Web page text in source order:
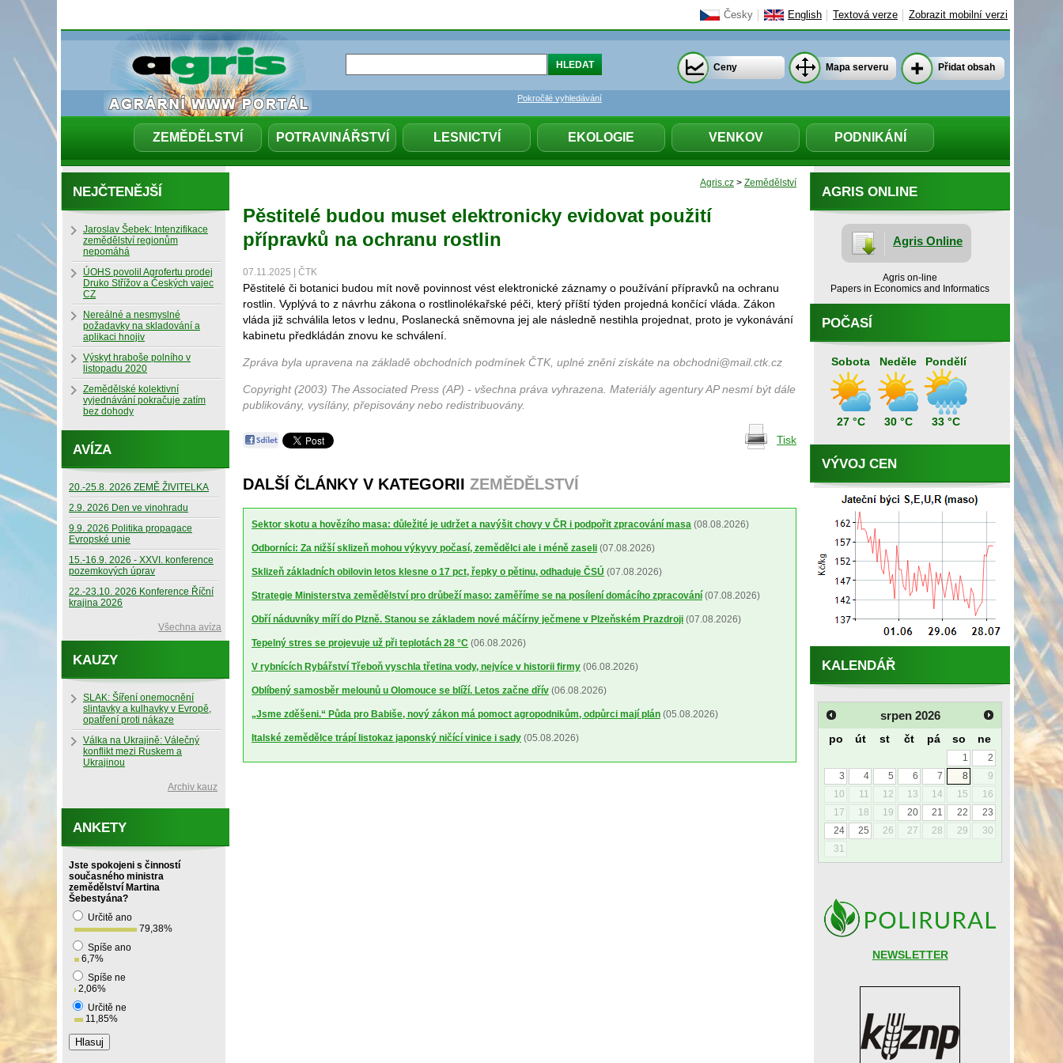
Česky English Textová verze Zobrazit mobilní verzi
ZEMĚDĚLSTVÍ POTRAVINÁŘSTVÍ LESNICTVÍ EKOLOGIE VENKOV PODNIKÁNÍ
Pokročilé vyhledávání
Ceny Mapa serveru Přidat obsah
Agris.cz > Zemědělství
Pěstitelé budou muset elektronicky evidovat použití
přípravků na ochranu rostlin
07.11.2025 | ČTK
Pěstitelé či botanici budou mít nově povinnost vést elektronické záznamy o používání přípravků na ochranu
rostlin. Vyplývá to z návrhu zákona o rostlinolékařské péči, který příští týden projedná končící vláda. Zákon
vláda již schválila letos v lednu, Poslanecká sněmovna jej ale následně nestihla projednat, proto je vykonávání
kabinetu předkládán znovu ke schválení.
Zpráva byla upravena na základě obchodních podmínek ČTK, uplné znění získáte na obchodni@mail.ctk.cz
Copyright (2003) The Associated Press (AP) - všechna práva vyhrazena. Materiály agentury AP nesmí být dále
publikovány, vysílány, přepisovány nebo redistribuovány.
Tisk
DALŠÍ ČLÁNKY V KATEGORII ZEMĚDĚLSTVÍ
Sektor skotu a hovězího masa: důležité je udržet a navýšit chovy v ČR i podpořit zpracování masa (08.08.2026)
Odborníci: Za nižší sklizeň mohou výkyvy počasí, zemědělci ale i méně zaseli (07.08.2026)
Sklizeň základních obilovin letos klesne o 17 pct, řepky o pětinu, odhaduje ČSÚ (07.08.2026)
Strategie Ministerstva zemědělství pro drůbeží maso: zaměříme se na posílení domácího zpracování (07.08.2026)
Obří náduvníky míří do Plzně. Stanou se základem nové máčírny ječmene v Plzeňském Prazdroji (07.08.2026)
Tepelný stres se projevuje už při teplotách 28 °C (06.08.2026)
V rybnících Rybářství Třeboň vyschla třetina vody, nejvíce v historii firmy (06.08.2026)
Oblíbený samosběr melounů u Olomouce se blíží. Letos začne dřív (06.08.2026)
„Jsme zděšeni.“ Půda pro Babiše, nový zákon má pomoct agropodnikům, odpůrci mají plán (05.08.2026)
Italské zemědělce trápí listokaz japonský ničící vinice i sady (05.08.2026)
AGRIS ONLINE
Agris Online
Agris on-line
Papers in Economics and Informatics
POČASÍ
Sobota
27 °C
Neděle
30 °C
Pondělí
33 °C
VÝVOJ CEN
KALENDÁŘ
srpen 2026
po út st čt pá so ne
1
2
3
4 5 6 7 8
9
10
11 12 13 14 15
16
17
18 19 20 21 22
23
24
25 26 27 28 29
30
31
NEWSLETTER
NEJČTENĚJŠÍ
Jaroslav Šebek: Intenzifikace
zemědělství regionům
nepomáhá
ÚOHS povolil Agrofertu prodej
Druko Střížov a Českých vajec
CZ
Nereálné a nesmyslné
požadavky na skladování a
aplikaci hnojiv
Výskyt hraboše polního v
listopadu 2020
Zemědělské kolektivní
vyjednávání pokračuje zatím
bez dohody
AVÍZA
20.-25.8. 2026 ZEMĚ ŽIVITELKA
2.9. 2026 Den ve vinohradu
9.9. 2026 Politika propagace
Evropské unie
15.-16.9. 2026 - XXVI. konference
pozemkových úprav
22.-23.10. 2026 Konference Říční
krajina 2026
Všechna avíza
KAUZY
SLAK: Šíření onemocnění
slintavky a kulhavky v Evropě,
opatření proti nákaze
Válka na Ukrajině: Válečný
konflikt mezi Ruskem a
Ukrajinou
Archiv kauz
ANKETY
Jste spokojeni s činností
současného ministra
zemědělství Martina
Šebestyána?
Určitě ano
79,38%
Spíše ano
6,7%
Spíše ne
2,06%
Určitě ne
11,85%